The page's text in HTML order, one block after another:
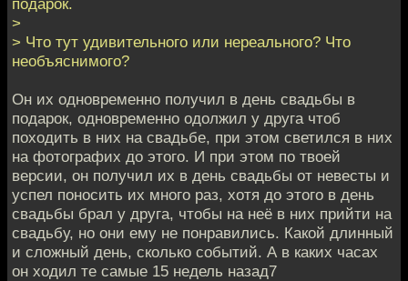
>
> Что тут удивительного или нереального? Что
необъяснимого?
Он их одновременно получил в день свадьбы в
подарок, одновременно одолжил у друга чтоб
походить в них на свадьбе, при этом светился в них
на фотографих до этого. И при этом по твоей
версии, он получил их в день свадьбы от невесты и
успел поносить их много раз, хотя до этого в день
свадьбы брал у друга, чтобы на неё в них прийти на
свадьбу, но они ему не понравились. Какой длинный
и сложный день, сколько событий. А в каких часах
он ходил те самые 15 недель назад7